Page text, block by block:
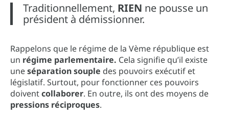
Traditionnellement, RIEN ne pousse un
président à démissionner.
Rappelons que le régime de la Vème république est
un régime parlementaire. Cela signifie qu’il existe
uneséparation souple des pouvoirs exécutif et
législatif. Surtout, pour fonctionner ces pouvoirs
doiventcollaborer. En outre, ils ont des moyens de
pressions réciproques.